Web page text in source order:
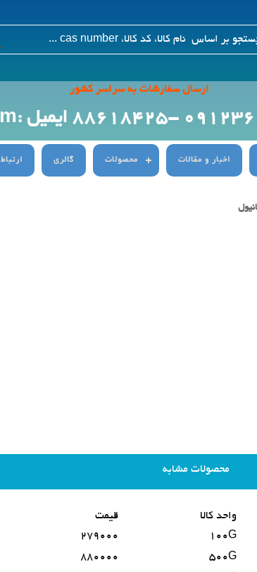
ارسال سفارشات به سراسر کشور
ایمیل :Info@citygenn.com
اخبار و مقالات محصولات گالری ارتباط
محصولات مشابه
واحد کالا قیمت
100G
279000
500G
880000